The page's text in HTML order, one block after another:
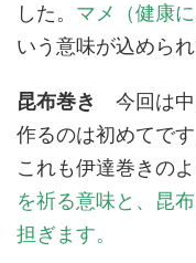
した。 マメ（健康
いう意味が込められ
昆布巻き
今回は中
作るのは初めてです
これも伊達巻きのよ
を祈る意味と、昆
担ぎます。